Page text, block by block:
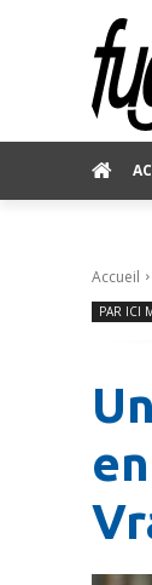
Accueil
PAR ICI